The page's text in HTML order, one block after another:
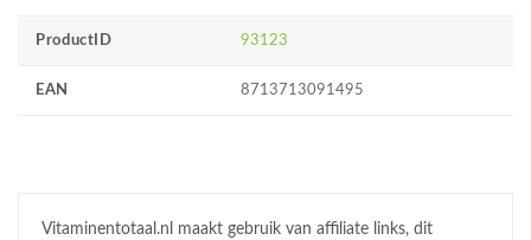
ProductID 93123
EAN 8713713091495
Vitaminentotaal.nl maakt gebruik van affiliate links, dit